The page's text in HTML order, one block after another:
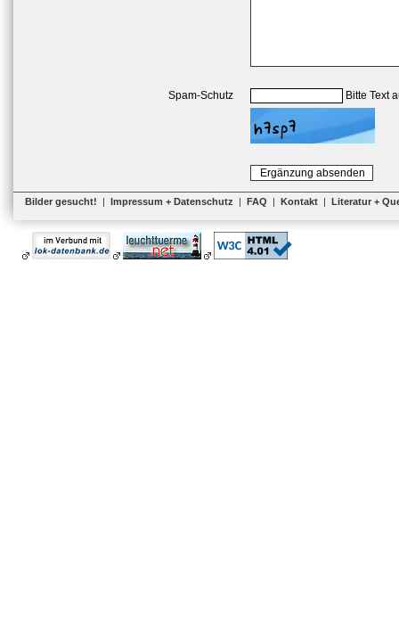
Spam-Schutz Bitte Text
Bilder gesucht! | Impressum + Datenschutz | FAQ | Kontakt | Literatur +